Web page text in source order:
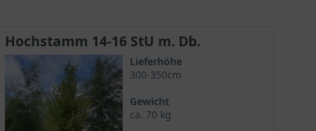
und die Borke grau und glatt.
Sie hat einen Winterhärtegrad von 2, das
Hochstamm 14-16 StU m. Db.
Lieferhöhe
300-350cm
Gewicht
ca. 70 kg